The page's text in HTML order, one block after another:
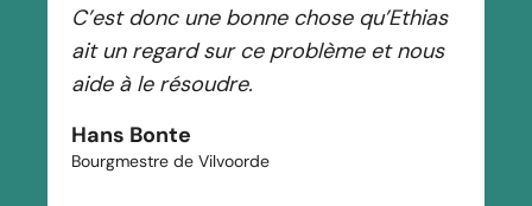
C’est donc une bonne chose qu’Ethias
ait un regard sur ce problème et nous
aide à le résoudre.
Hans Bonte
Bourgmestre de Vilvoorde